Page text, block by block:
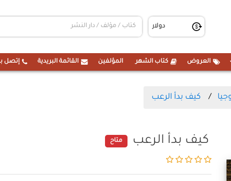
العروض كتاب الشهر المؤلفين القائمة البريدية إتصل
كيف بدأ الرعب
كيف بدأ الرعب متاح